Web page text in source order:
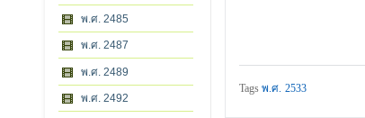
พ.ศ. 2485
พ.ศ. 2487
พ.ศ. 2489
พ.ศ. 2492
Tagsพ.ศ. 2533